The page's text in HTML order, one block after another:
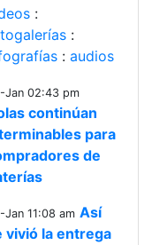
:
:
: audios
Jan 02:43 pm
continúan
para
de
Jan 11:08 am Así
vivió la entrega